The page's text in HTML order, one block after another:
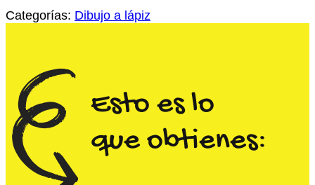
Categorías: Dibujo a lápiz
Esto es lo
que obtienes: